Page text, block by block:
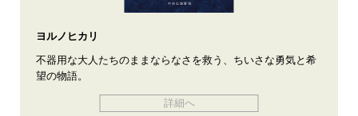
ヨルノヒカリ
不器用な大人たちのままならなさを救う、ちいさな勇気と希
望の物語。
詳細へ